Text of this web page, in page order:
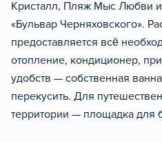
Кристалл, Пляж Мыс Любви и
«Бульвар Черняховского».
предоставляется всё
отопление, кондиционер,
удобств — собственная
перекусить. Для
территории — площадка для